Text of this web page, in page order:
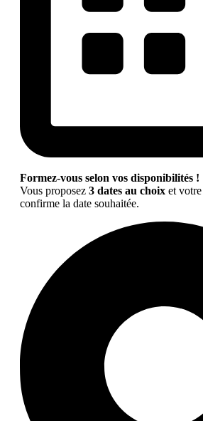
Formez-vous selon vos disponibilités !
Vous proposez 3 dates au choix et
confirme la date souhaitée.